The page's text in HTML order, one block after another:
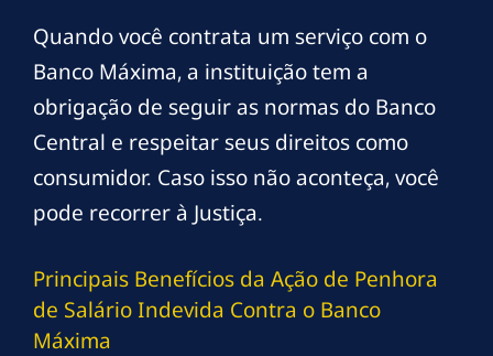
Quando você contrata um serviço com o
Banco Máxima, a instituição tem a
obrigação de seguir as normas do Banco
Central e respeitar seus direitos como
consumidor. Caso isso não aconteça, você
pode recorrer à Justiça.
Principais Benefícios da Ação de Penhora
de Salário Indevida Contra o Banco
Máxima